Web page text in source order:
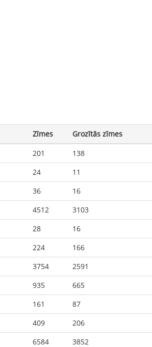
Zīmes Grozītās zīmes
201 138
24 11
36 16
4512 3103
28 16
224 166
3754 2591
935 665
161 87
409 206
6584 3852